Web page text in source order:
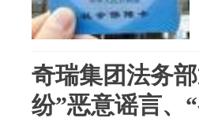
奇瑞集团法务
纷”恶意谣言、